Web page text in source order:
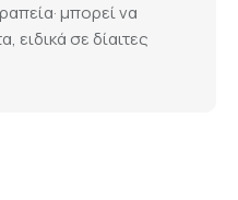
μπορεί να
ειδικά σε δίαιτες